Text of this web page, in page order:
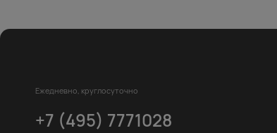
Ежедневно, круглосуточно
+7 (495) 7771028